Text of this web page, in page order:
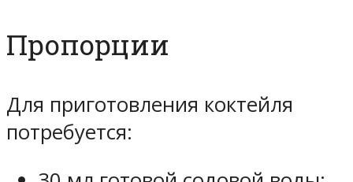
Пропорции
Для приготовления коктейля
потребуется: